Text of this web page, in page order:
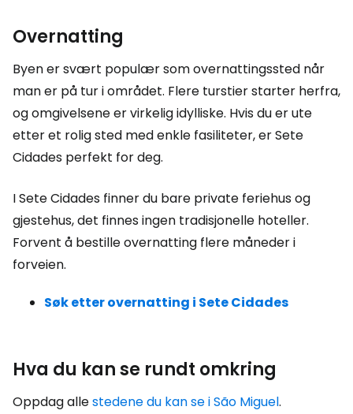
Overnatting
Byen er svært populær som overnattingssted når
man er på tur i området. Flere turstier starter herfra,
og omgivelsene er virkelig idylliske. Hvis du er ute
etter et rolig sted med enkle fasiliteter, er Sete
Cidades perfekt for deg.
I Sete Cidades finner du bare private feriehus og
gjestehus, det finnes ingen tradisjonelle hoteller.
Forvent å bestille overnatting flere måneder i
forveien.
Søk etter overnatting i Sete Cidades
Hva du kan se rundt omkring
Oppdag allestedene du kan se i São Miguel.